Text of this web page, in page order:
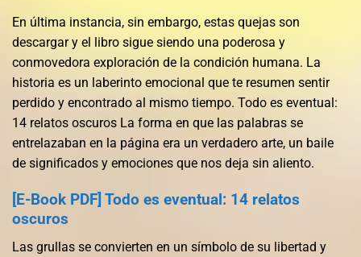
En última instancia, sin embargo, estas quejas son
descargar y el libro sigue siendo una poderosa y
conmovedora exploración de la condición humana. La
historia es un laberinto emocional que te resumen sentir
perdido y encontrado al mismo tiempo. Todo es eventual:
14 relatos oscuros La forma en que las palabras se
entrelazaban en la página era un verdadero arte, un baile
de significados y emociones que nos deja sin aliento.
[E-Book PDF] Todo es eventual: 14 relatos
oscuros
Las grullas se convierten en un símbolo de su libertad y